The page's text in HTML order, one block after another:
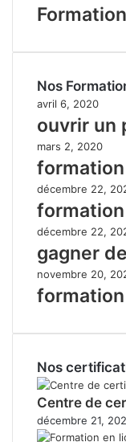
Nos
avril 6, 2020
ouvrir un
mars 2, 2020
décembre 22,
décembre 22,
gagner
novembre 20,
Nos
Centre de
décembre 21,